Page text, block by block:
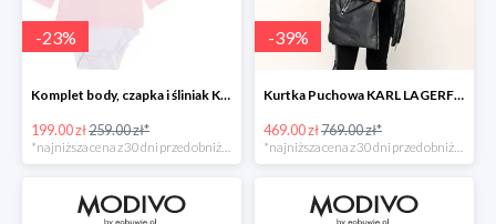
-23%
Komplet body, czapka i śliniak KARL LAGERFELD -23%
199.00 zł259.00 zł*
-39%
Kurtka Puchowa KARL LAGERFELD -39%
469.00 zł769.00 zł*